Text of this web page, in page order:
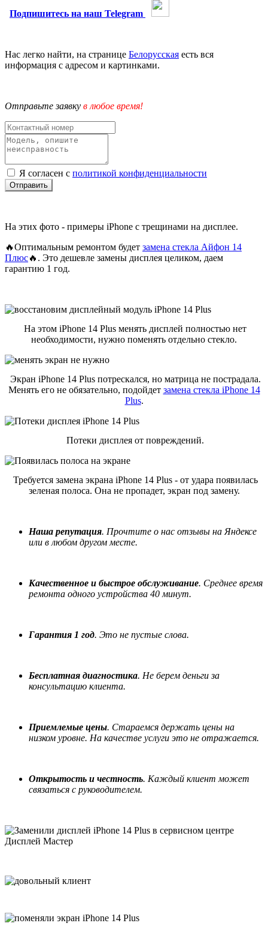
Подпишитесь на наш Telegram
Нас легко найти, на странице Белорусская есть вся
информация с адресом и картинками.
Отправьте заявку в любое время!
Я согласен с политикой конфиденциальности
Отправить
На этих фото - примеры iPhone с трещинами на дисплее.
🔥Оптимальным ремонтом будет замена стекла Айфон 14
Плюс🔥. Это дешевле замены дисплея целиком, даем
гарантию 1 год.
На этом iPhone 14 Plus менять дисплей полностью нет
необходимости, нужно поменять отдельно стекло.
Экран iPhone 14 Plus потрескался, но матрица не пострадала.
Менять его не обязательно, подойдет замена стекла iPhone 14
Plus.
Потеки дисплея от повреждений.
Требуется замена экрана iPhone 14 Plus - от удара появилась
зеленая полоса. Она не пропадет, экран под замену.
Наша репутация. Прочтите о нас отзывы на Яндексе
или в любом другом месте.
Качественное и быстрое обслуживание. Среднее время
ремонта одного устройства 40 минут.
Гарантия 1 год. Это не пустые слова.
Бесплатная диагностика. Не берем деньги за
консультацию клиента.
Приемлемые цены. Стараемся держать цены на
низком уровне. На качестве услуги это не отражается.
Открытость и честность. Каждый клиент может
связаться с руководителем.